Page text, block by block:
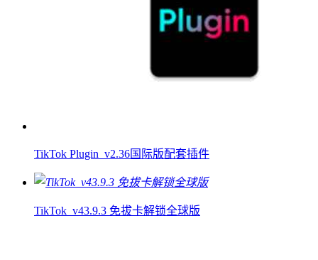
TikTok Plugin_v2.36国际版配套插件
TikTok_v43.9.3 免拔卡解锁全球版